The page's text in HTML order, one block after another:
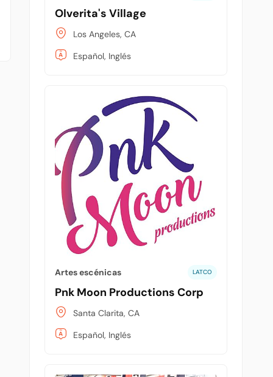
Olverita's Village
Los Angeles, CA
Español, Inglés
Artes escénicas LATCO
Pnk Moon Productions Corp
Santa Clarita, CA
Español, Inglés